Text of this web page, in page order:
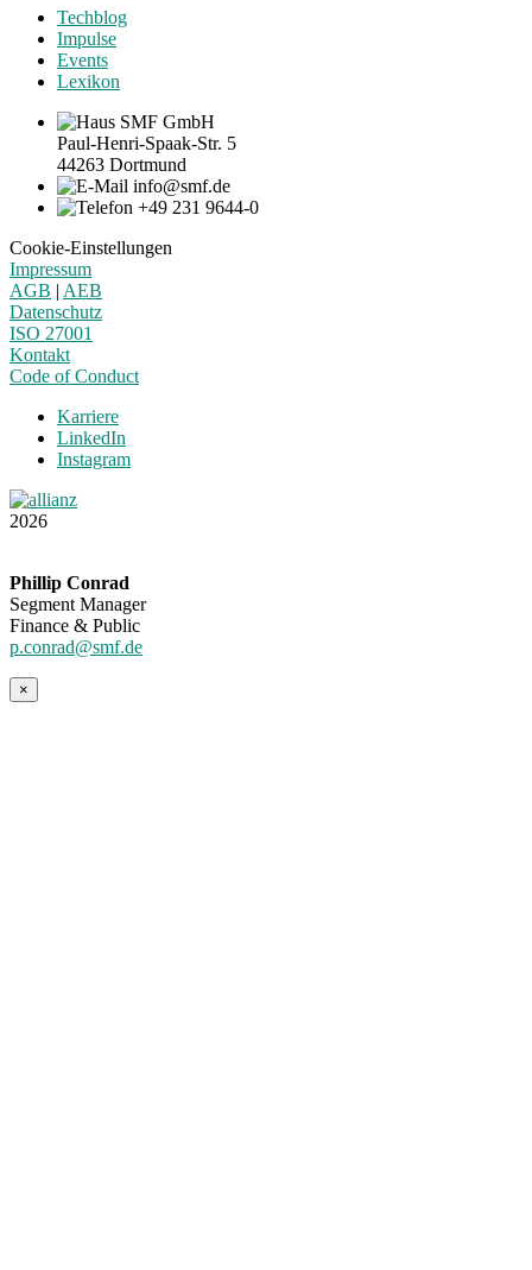
Techblog
Impulse
Events
Lexikon
SMF GmbH
Paul-Henri-Spaak-Str. 5
44263 Dortmund
info@smf.de
+49 231 9644-0
Cookie-Einstellungen
Impressum
AGB | AEB
Datenschutz
ISO 27001
Kontakt
Code of Conduct
Karriere
LinkedIn
Instagram
2026
Phillip Conrad
Segment Manager
Finance & Public
p.conrad@smf.de
×